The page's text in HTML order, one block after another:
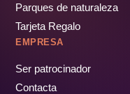
Parques de naturaleza
Tarjeta Regalo
EMPRESA
Ser patrocinador
Contacta